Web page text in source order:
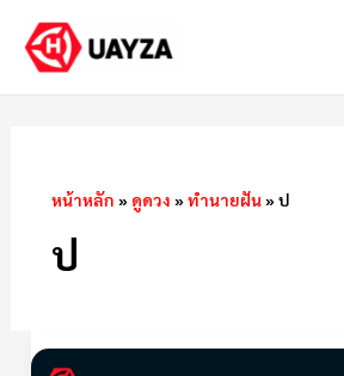
หน้าหลัก » ดูดวง »ทำนายฝัน »ป
ป
Post
pagination
ห
ม